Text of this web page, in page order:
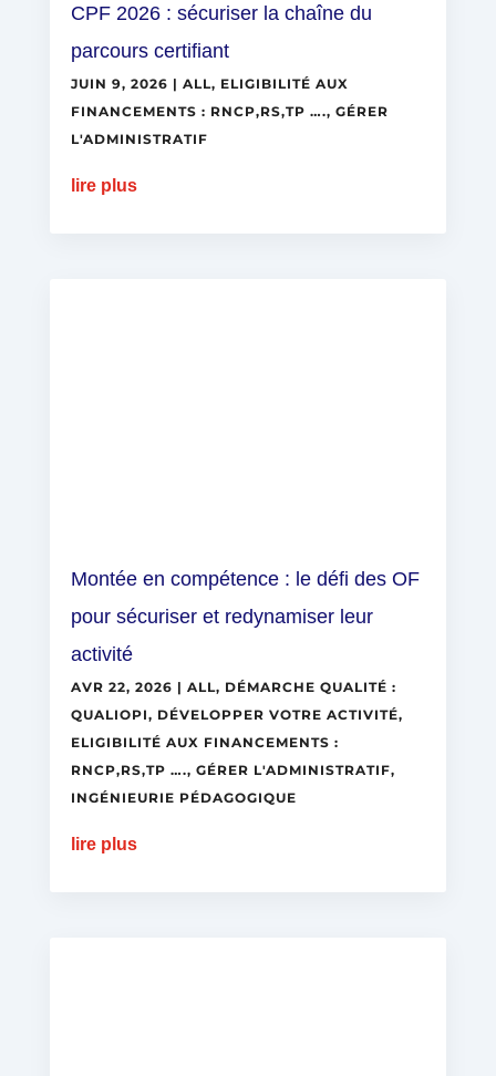
CPF 2026 : sécuriser la chaîne du
parcours certifiant
JUIN 9, 2026 | ALL, ELIGIBILITÉ AUX
FINANCEMENTS : RNCP,RS,TP …., GÉRER
L'ADMINISTRATIF
lire plus
Montée en compétence : le défi des OF
pour sécuriser et redynamiser leur
activité
AVR 22, 2026 | ALL, DÉMARCHE QUALITÉ :
QUALIOPI, DÉVELOPPER VOTRE ACTIVITÉ,
ELIGIBILITÉ AUX FINANCEMENTS :
RNCP,RS,TP …., GÉRER L'ADMINISTRATIF,
INGÉNIEURIE PÉDAGOGIQUE
lire plus